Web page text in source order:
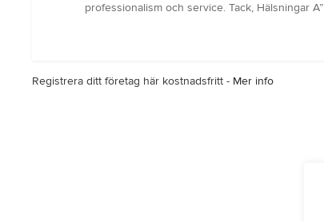
5
professionalism och service. Tack, Hälsningar A”
Registrera ditt företag här kostnadsfritt - Mer info